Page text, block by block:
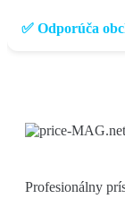
✅ Odporúča
Profesionálny